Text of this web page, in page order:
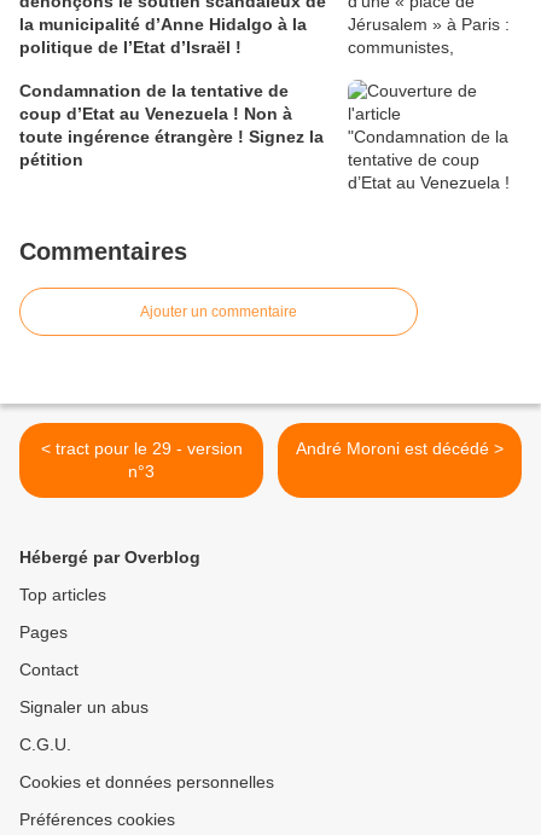
la municipalité d’Anne Hidalgo à la
politique de l’Etat d’Israël !
Condamnation de la tentative de
coup d’Etat au Venezuela ! Non à
toute ingérence étrangère ! Signez la
pétition
Commentaires
Ajouter un commentaire
< tract pour le 29 - version
n°3
André Moroni est décédé >
Hébergé par Overblog
Top articles
Pages
Contact
Signaler un abus
C.G.U.
Cookies et données personnelles
Préférences cookies